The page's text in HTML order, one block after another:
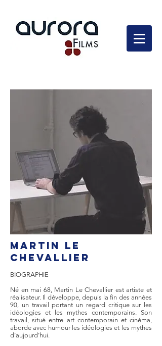
Martin LE
CHEVALLIER
BIOGRAPHIE
Né en mai 68, Martin Le Chevallier est artiste et
réalisateur. Il développe, depuis la fin des années
90, un travail portant un regard critique sur les
idéologies et les mythes contemporains. Son
travail, situé entre art contemporain et cinéma,
aborde avec humour les idéologies et les mythes
d’aujourd’hui.